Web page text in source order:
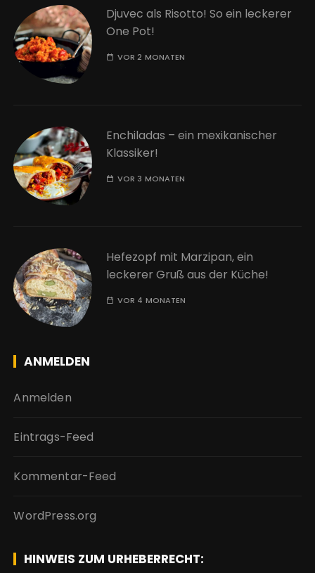
Djuvec als Risotto! So ein leckerer
One Pot!
VOR 2 MONATEN
Enchiladas – ein mexikanischer
Klassiker!
VOR 3 MONATEN
Hefezopf mit Marzipan, ein
leckerer Gruß aus der Küche!
VOR 4 MONATEN
ANMELDEN
Anmelden
Eintrags-Feed
Kommentar-Feed
WordPress.org
HINWEIS ZUM URHEBERRECHT: